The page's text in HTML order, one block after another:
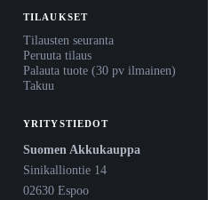
TILAUKSET
Tilausten seuranta
Peruuta tilaus
Palauta tuote (30 pv ilmainen)
Takuu
YRITYSTIEDOT
Suomen Akkukauppa
Sinikalliontie 14
02630 Espoo